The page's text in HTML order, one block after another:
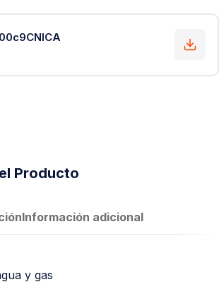
Producto
Información adicional
y gas